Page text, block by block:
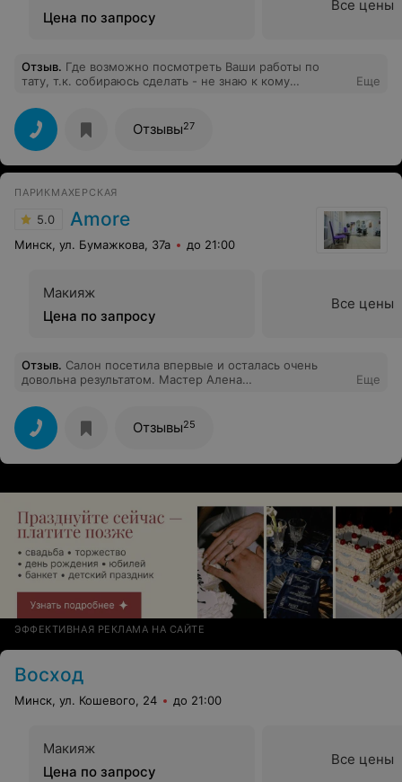
Цена по запросу
Все цены
Отзыв. Где возможно посмотреть Ваши работы по
тату, т.к. собираюсь сделать - не знаю к кому
Еще
Отзывы27
ПАРИКМАХЕРСКАЯ
5.0 Amore
Минск, ул. Бумажкова, 37а до 21:00
Макияж
Цена по запросу
Все цены
Отзыв. Салон посетила впервые и осталась очень
довольна результатом. Мастер Алена
колорирование, дала советы по дальнейшему уходу за
прической. Отдельного внимания заслуживает
приятная атмосфера салона и индивидуальный подход
к каждому клиенту. Спасибо вам за работу!
Еще
Отзывы25
ЭФФЕКТИВНАЯ РЕКЛАМА НА САЙТЕ
Восход
Минск, ул. Кошевого, 24 до 21:00
Макияж
Цена по запросу
Все цены